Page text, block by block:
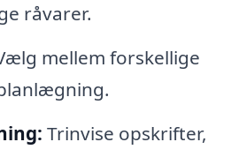
råvarer.
mellem forskellige
Trinvise opskrifter,